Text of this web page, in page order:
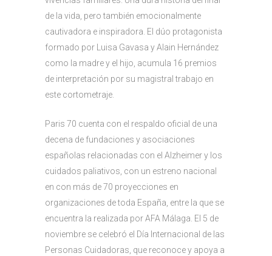
de la vida, pero también emocionalmente
cautivadora e inspiradora. El dúo protagonista
formado por Luisa Gavasa y Alain Hernández
como la madre y el hijo, acumula 16 premios
de interpretación por su magistral trabajo en
este cortometraje.
Paris 70 cuenta con el respaldo oficial de una
decena de fundaciones y asociaciones
españolas relacionadas con el Alzheimer y los
cuidados paliativos, con un estreno nacional
en con más de 70 proyecciones en
organizaciones de toda España, entre la que se
encuentra la realizada por AFA Málaga. El 5 de
noviembre se celebró el Día Internacional de las
Personas Cuidadoras, que reconoce y apoya a